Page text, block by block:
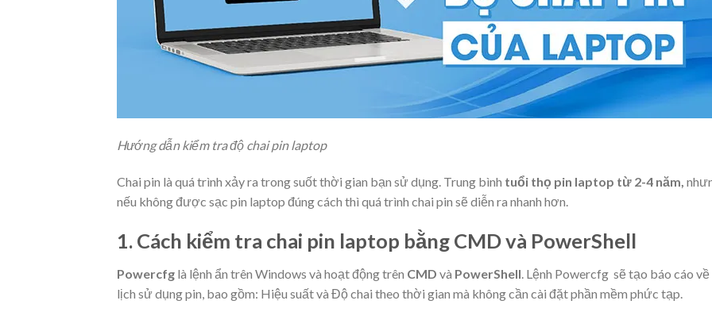
Hướng dẫn kiểm tra độ chai pin laptop
Chai pin là quá trình xảy ra trong suốt thời gian bạn sử dụng. Trung bình tuổi thọ pin laptop từ 2-4 năm,
nếu không được sạc pin laptop đúng cách thì quá trình chai pin sẽ diễn ra nhanh hơn.
1. Cách kiểm tra chai pin laptop bằng CMD và PowerShell
Powercfg là lệnh ẩn trên Windows và hoạt động trên CMD và PowerShell. Lệnh Powercfg sẽ tạo báo cáo về
lịch sử dụng pin, bao gồm: Hiệu suất và Độ chai theo thời gian mà không cần cài đặt phần mềm phức tạp.